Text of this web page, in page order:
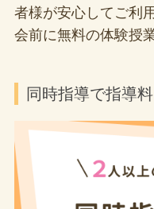
者様が安心してご利
会前に無料の体験授
同時指導で指導料